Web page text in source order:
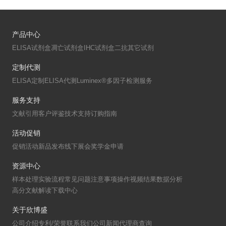
产品中心
ELISA试剂盒凋亡试剂盒IHC试剂盒 二抗其它试剂
定制代测
ELISA定制ELISA代测Luminex®多因子检测服务
服务支持
文献引用客户评鉴技术支持订购指南
活动促销
促销活动新品发布线下展会奖学金申请
资源中心
样本处理实验流程常见问题注意事项操作视频结果数据分析
高分文献解读下载中心
关于欣博盛
公司介绍专利/荣誉联系我们公司新闻代理商查询